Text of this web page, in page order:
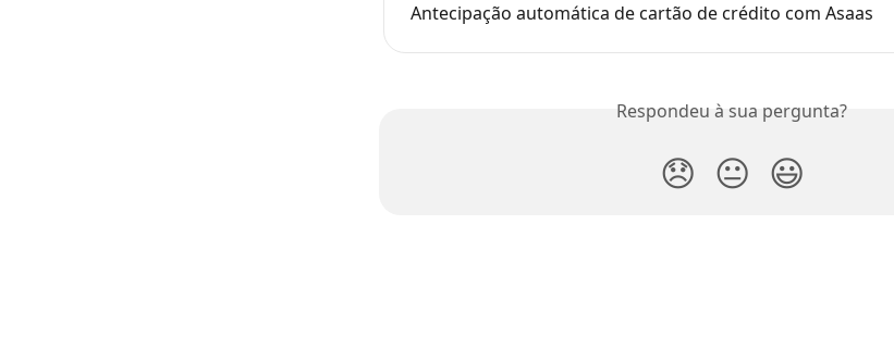
Antecipação automática de cartão de crédito com Asaas
Respondeu à sua pergunta?
😞 😐 😃